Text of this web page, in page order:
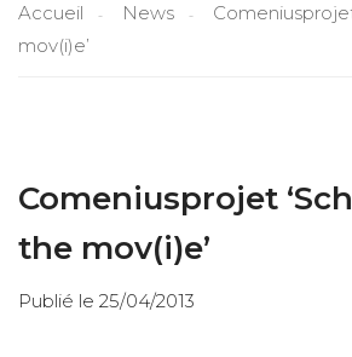
Accueil News
mov(i)e’
Comeniusprojet
the mov(i)e’
Publié le 25/04/2013